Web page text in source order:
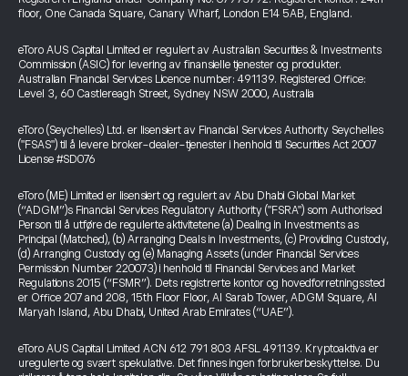
floor, One Canada Square, Canary Wharf, London E14 5AB, England.
eToro AUS Capital Limited er regulert av Australian Securities & Investments
Commission (ASIC) for levering av finansielle tjenester og produkter.
Australian Financial Services Licence number: 491139. Registered Office:
Level 3, 60 Castlereagh Street, Sydney NSW 2000, Australia
eToro (Seychelles) Ltd. er lisensiert av Financial Services Authority Seychelles
("FSAS") til å levere broker-dealer-tjenester i henhold til Securities Act 2007
License #SD076
eToro (ME) Limited er lisensiert og regulert av Abu Dhabi Global Market
(“ADGM”)s Financial Services Regulatory Authority ("FSRA") som Authorised
Person til å utføre de regulerte aktivitetene (a) Dealing in Investments as
Principal (Matched), (b) Arranging Deals in Investments, (c) Providing Custody,
(d) Arranging Custody og (e) Managing Assets (under Financial Services
Permission Number 220073) i henhold til Financial Services and Market
Regulations 2015 (“FSMR”). Dets registrerte kontor og hovedforretningssted
er Office 207 and 208, 15th Floor Floor, Al Sarab Tower, ADGM Square, Al
Maryah Island, Abu Dhabi, United Arab Emirates (“UAE”).
eToro AUS Capital Limited ACN 612 791 803 AFSL 491139. Kryptoaktiva er
uregulerte og svært spekulative. Det finnes ingen forbrukerbeskyttelse. Du